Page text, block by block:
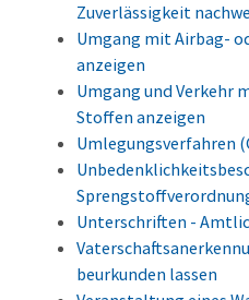
Zuverlässigkeit
Umgang mit Airbag-
anzeigen
Umgang und Verkehr
Stoffen anzeigen
Umlegungsverfahren
Unterschriften -
beurkunden lassen